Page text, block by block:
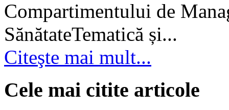
Compartimentului de
SănătateTematică și...
Citeşte mai mult...
Cele mai citite articole